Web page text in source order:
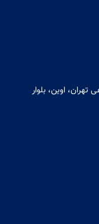
اوین، بلوار